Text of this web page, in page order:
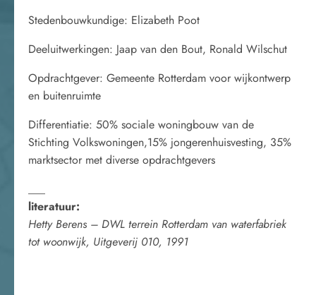
Stedenbouwkundige: Elizabeth Poot
Deeluitwerkingen: Jaap van den Bout, Ronald Wilschut
Opdrachtgever: Gemeente Rotterdam voor wijkontwerp
en buitenruimte
Differentiatie: 50% sociale woningbouw van de
Stichting Volkswoningen,15% jongerenhuisvesting, 35%
marktsector met diverse opdrachtgevers
literatuur:
Hetty Berens – DWL terrein Rotterdam van waterfabriek
tot woonwijk, Uitgeverij 010, 1991